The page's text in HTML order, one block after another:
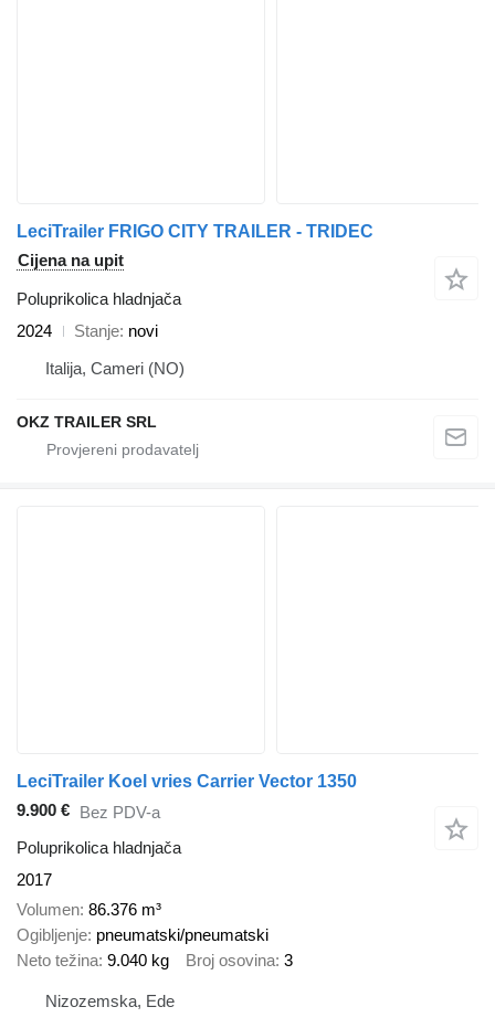
LeciTrailer FRIGO CITY TRAILER - TRIDEC
Cijena na upit
Poluprikolica hladnjača
2024
Stanje novi
Italija, Cameri (NO)
OKZ TRAILER SRL
LeciTrailer Koel vries Carrier Vector 1350
9.900 € Bez PDV-a
Poluprikolica hladnjača
2017
Volumen 86.376 m³
Ogibljenje pneumatski/pneumatski
Neto težina 9.040 kg Broj osovina 3
Nizozemska, Ede